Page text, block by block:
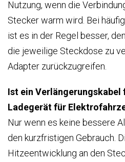
Nutzung, wenn die
Stecker warm wird. Bei
ist es in der Regel besser,
die jeweilige Steckdose zu
Adapter zurückzugreifen.
Ist ein Verlängerungskabel
Ladegerät für
Nur wenn es keine bessere
den kurzfristigen Gebrauch.
Hitzeentwicklung an den